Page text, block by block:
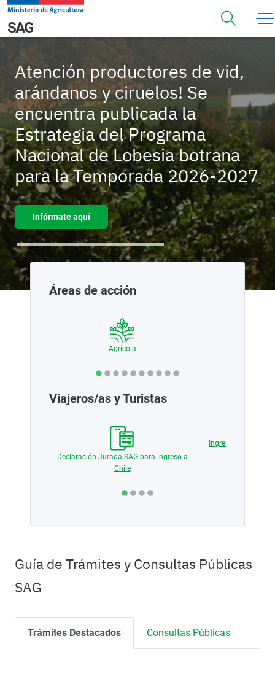
Pasar al contenido principal
Navegación principal
SAG
Atención productores de vid,
arándanos y ciruelos! Se
encuentra publicada la
Estrategia del Programa
Nacional de Lobesia botrana
para la Temporada 2026-2027
Infórmate aquí
Áreas de acción
Agrícola
Viajeros/as y Turistas
Declaración Jurada SAG para ingreso a
Chile
Ingreso de
Guía de Trámites y Consultas Públicas
SAG
Trámites Destacados Consultas Públicas